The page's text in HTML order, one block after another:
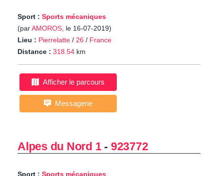
Sport : Sports mécaniques
(parAMOROS, le 16-07-2019)
Lieu : Pierrelatte / 26 / France
Distance : 318.54 km
Afficher le parcours
Messagerie
Alpes du Nord 1- 923772
Sport : Sports mécaniques